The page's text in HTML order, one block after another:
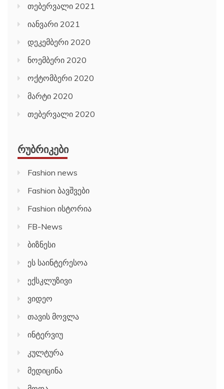
თებერვალი 2021
იანვარი 2021
დეკემბერი 2020
ნოემბერი 2020
ოქტომბერი 2020
მარტი 2020
თებერვალი 2020
ᲠᲣᲑᲠᲘᲙᲔᲑᲘ
Fashion news
Fashion ბავშვები
Fashion ისტორია
FB-News
ბიზნესი
ეს საინტერესოა
ექსკლუზივი
ვიდეო
თავის მოვლა
ინტერვიუ
კულტურა
მედიცინა